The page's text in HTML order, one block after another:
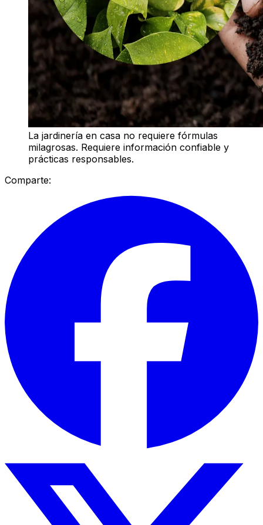
La jardinería en casa no requiere fórmulas
milagrosas. Requiere información confiable y
prácticas responsables.
Comparte: